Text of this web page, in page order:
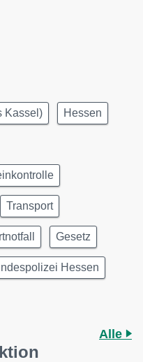
Kassel) Hessen
Transport
Gesetz
Hessen
Alle